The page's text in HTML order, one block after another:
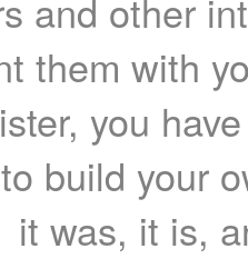
and other
them with
you
build your
it was, it is,